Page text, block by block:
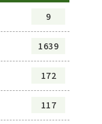
9
1639
172
117